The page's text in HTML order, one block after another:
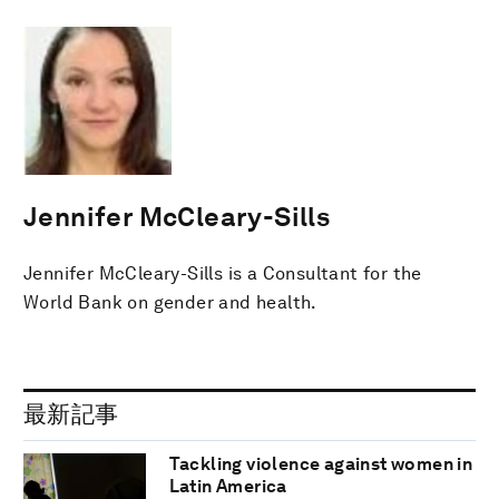
Jennifer McCleary-Sills
Jennifer McCleary-Sills is a Consultant for the
World Bank on gender and health.
最新記事
Tackling violence against women in
Latin America